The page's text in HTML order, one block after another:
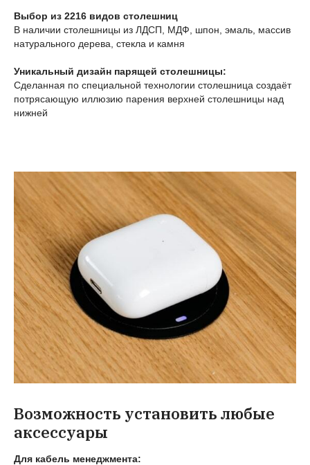
Выбор из 2216 видов столешниц
В наличии столешницы из ЛДСП, МДФ, шпон, эмаль, массив
натурального дерева, стекла и камня
Уникальный дизайн парящей столешницы:
Сделанная по специальной технологии столешница создаёт
потрясающую иллюзию парения верхней столешницы над
нижней
Возможность установить любые
аксессуары
Для кабель менеджмента: